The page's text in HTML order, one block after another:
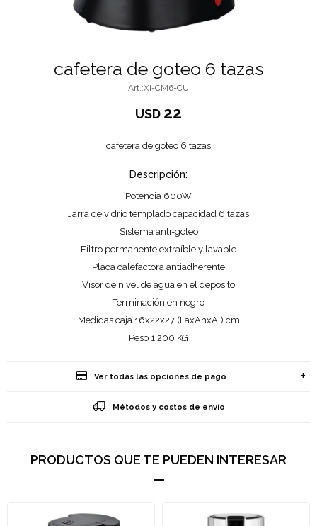
cafetera de goteo 6 tazas
XI-CM6-CU
USD 22
cafetera de goteo 6 tazas
Descripción:
Potencia 600W
Jarra de vidrio templado capacidad 6 tazas
Sistema anti-goteo
Filtro permanente extraíble y lavable
Placa calefactora antiadherente
Visor de nivel de agua en el deposito
Terminación en negro
Medidas caja 16x22x27 (LaxAnxAl) cm
Peso 1.200 KG
Ver todas las opciones de pago
Métodos y costos de envío
PRODUCTOS QUE TE PUEDEN INTERESAR